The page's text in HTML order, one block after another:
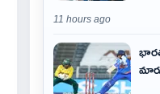
11 hours ago